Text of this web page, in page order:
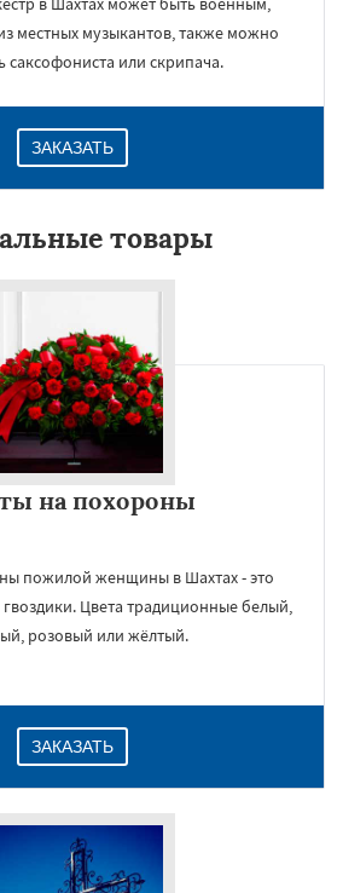
местных музыкантов, также можно
саксофониста или скрипача.
ЗАКАЗАТЬ
товары
на похороны
пожилой женщины в Шахтах - это
Цвета традиционные белый,
розовый или жёлтый.
ЗАКАЗАТЬ